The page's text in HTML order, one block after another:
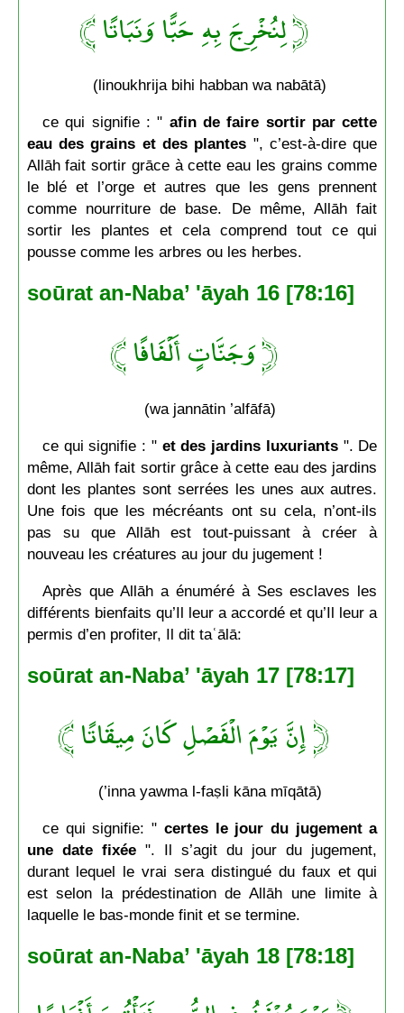
﴿ لِنُخْرِجَ بِهِ حَبًّا وَنَبَاتًا ﴾
(linoukhrija bihi habban wa nabātā)
ce qui signifie : " afin de faire sortir par cette
eau des grains et des plantes ", c’est-à-dire que
Allāh fait sortir grāce à cette eau les grains comme
le blé et l’orge et autres que les gens prennent
comme nourriture de base. De même, Allāh fait
sortir les plantes et cela comprend tout ce qui
pousse comme les arbres ou les herbes.
soūrat an-Naba’ 'āyah 16 [78:16]
﴿ وَجَنَّاتٍ أَلْفَافًا ﴾
(wa jannātin ’alfāfā)
ce qui signifie : " et des jardins luxuriants". De
même, Allāh fait sortir grâce à cette eau des jardins
dont les plantes sont serrées les unes aux autres.
Une fois que les mécréants ont su cela, n’ont-ils
pas su que Allāh est tout-puissant à créer à
nouveau les créatures au jour du jugement !
Après que Allāh a énuméré à Ses esclaves les
différents bienfaits qu’Il leur a accordé et qu’Il leur a
permis d’en profiter, Il dit taʿālā:
soūrat an-Naba’ 'āyah 17 [78:17]
﴿ إِنَّ يَوْمَ الْفَصْلِ كَانَ مِيقَاتًا ﴾
(’inna yawma l-faṣli kāna mīqātā)
ce qui signifie: " certes le jour du jugement a
une date fixée ". Il s’agit du jour du jugement,
durant lequel le vrai sera distingué du faux et qui
est selon la prédestination de Allāh une limite à
laquelle le bas-monde finit et se termine.
soūrat an-Naba’ 'āyah 18 [78:18]